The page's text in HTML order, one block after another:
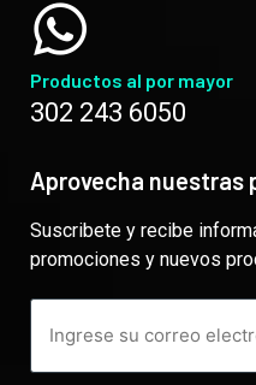
Productos al por mayor
302 243 6050
Aprovecha nuestras
Suscribete y recibe
promociones y nuevos